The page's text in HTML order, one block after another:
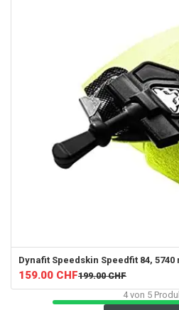
Dynafit Speedskin Speedfit 84, 5740
159.00 CHF199.00 CHF
4von 5